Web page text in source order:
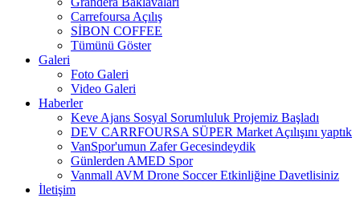
Carrefoursa Açılış
SİBON COFFEE
Tümünü Göster
Galeri
Foto Galeri
Video Galeri
Haberler
Keve Ajans Sosyal Sorumluluk Projemiz Başladı
DEV CARRFOURSA SÜPER Market Açılışını yaptık
VanSpor'umun Zafer Gecesindeydik
Günlerden AMED Spor
Vanmall AVM Drone Soccer Etkinliğine Davetlisiniz
İletişim